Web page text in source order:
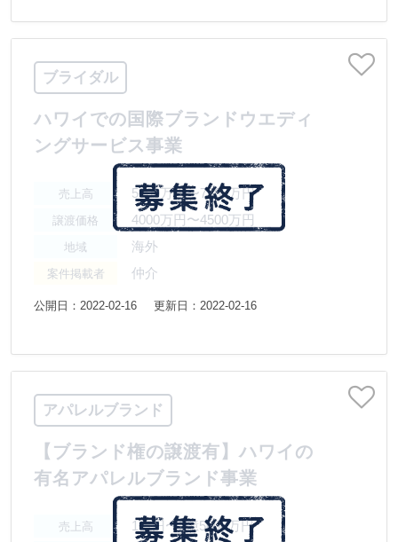
ブライダル
ハワイでの国際ブランドウエディ
ングサービス事業
売上高 5000万円〜7500万円
譲渡価格 4000万円〜4500万円
地域 海外
案件掲載者 仲介
公開日：2022-02-16 更新日：2022-02-16
アパレルブランド
【ブランド権の譲渡有】ハワイの
有名アパレルブランド事業
売上高 1億円〜2億5000万円